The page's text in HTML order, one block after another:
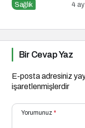
Sağlık 4
Bir Cevap Yaz
E-posta adresiniz
işaretlenmişlerdir
Yorumunuz *